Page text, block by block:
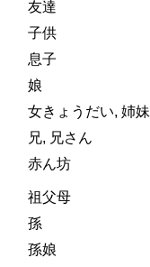
友達
子供
息子
娘
女きょうだい, 姉妹
兄, 兄さん
赤ん坊
祖父母
孫
孫娘